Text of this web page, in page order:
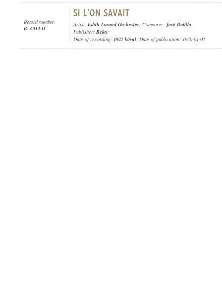
Record number:
B. 6312-II
Artist: Edith Lorand Orchester; Composer:José Padilla
Publisher: Beka;
Date of recording: 1927 körül; Date of publication: 1970-01-01